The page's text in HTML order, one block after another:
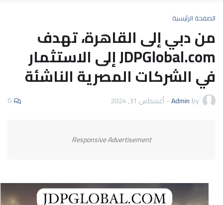
الصفحة الرئيسية
من دبي إلى القاهرة، تهدف
JDPGlobal.com إلى الاستثمار
في الشركات المصرية الناشئة
by
Admin
-أغسطس 31, 2024 0
Responsive Advertisement